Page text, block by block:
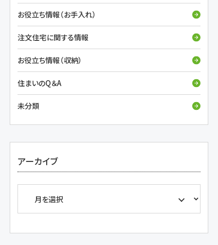
お役立ち情報（お手入れ）
注文住宅に関する情報
お役立ち情報（収納）
住まいのQ＆A
未分類
アーカイブ